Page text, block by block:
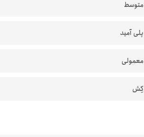
متوسط
پلی آمید
معمولی
کِش